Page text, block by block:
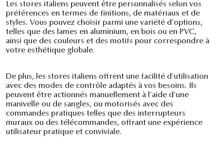
Les stores italiens peuvent être personnalisés selon vos
préférences en termes de finitions, de matériaux et de
styles. Vous pouvez choisir parmi une variété d'options,
telles que des lames en aluminium, en bois ou en PVC,
ainsi que des couleurs et des motifs pour correspondre à
votre esthétique globale.
De plus, les stores italiens offrent une facilité d'utilisation
avec des modes de contrôle adaptés à vos besoins. Ils
peuvent être actionnés manuellement à l'aide d'une
manivelle ou de sangles, ou motorisés avec des
commandes pratiques telles que des interrupteurs
muraux ou des télécommandes, offrant une expérience
utilisateur pratique et conviviale.